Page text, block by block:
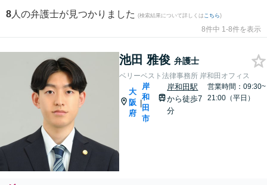
8 人の弁護士が見つかりました (検索結果について詳しくは こちら)
8件中 1-8件を表示
池田 雅俊 弁護士
ベリーベスト法律事務所 岸和田オフィス
大
阪
府
|
岸
和
田
市
岸和田駅
から徒歩7
分
営業時間：09:30~
21:00（平日）